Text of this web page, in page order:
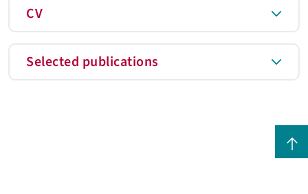
CV
Selected publications